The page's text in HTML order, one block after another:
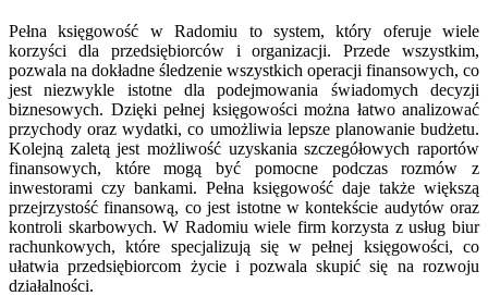
Pełna księgowość w Radomiu to system, który oferuje wiele
korzyści dla przedsiębiorców i organizacji. Przede wszystkim,
pozwala na dokładne śledzenie wszystkich operacji finansowych, co
jest niezwykle istotne dla podejmowania świadomych decyzji
biznesowych. Dzięki pełnej księgowości można łatwo analizować
przychody oraz wydatki, co umożliwia lepsze planowanie budżetu.
Kolejną zaletą jest możliwość uzyskania szczegółowych raportów
finansowych, które mogą być pomocne podczas rozmów z
inwestorami czy bankami. Pełna księgowość daje także większą
przejrzystość finansową, co jest istotne w kontekście audytów oraz
kontroli skarbowych. W Radomiu wiele firm korzysta z usług biur
rachunkowych, które specjalizują się w pełnej księgowości, co
ułatwia przedsiębiorcom życie i pozwala skupić się na rozwoju
działalności.